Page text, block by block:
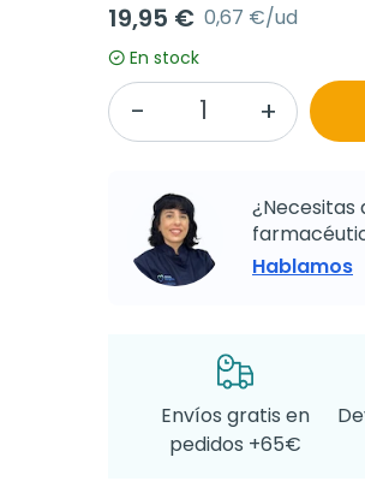
19,95 € 0,67 €/ud
En stock
¿Necesitas
Hablamos
Envíos gratis en
pedidos +65€